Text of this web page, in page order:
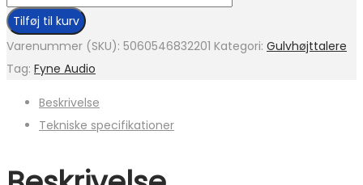
Audio
F704SP
Tilføj til kurv
Varenummer (SKU): 5060546832201 Kategori: Gulvhøjttalere
Tag: Fyne Audio
Beskrivelse
Tekniske specifikationer